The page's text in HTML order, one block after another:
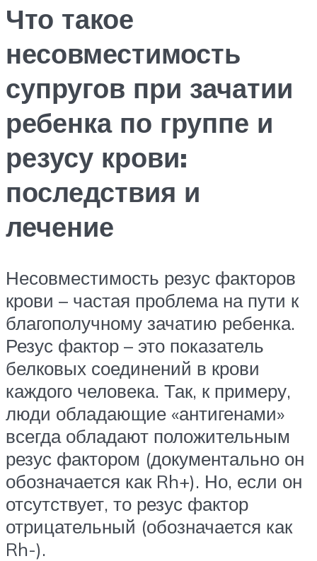
Что такое
несовместимость
супругов при зачатии
ребенка по группе и
резусу крови:
последствия и
лечение
Несовместимость резус факторов
крови – частая проблема на пути к
благополучному зачатию ребенка.
Резус фактор – это показатель
белковых соединений в крови
каждого человека. Так, к примеру,
люди обладающие «антигенами»
всегда обладают положительным
резус фактором (документально он
обозначается как Rh+). Но, если он
отсутствует, то резус фактор
отрицательный (обозначается как
Rh-).